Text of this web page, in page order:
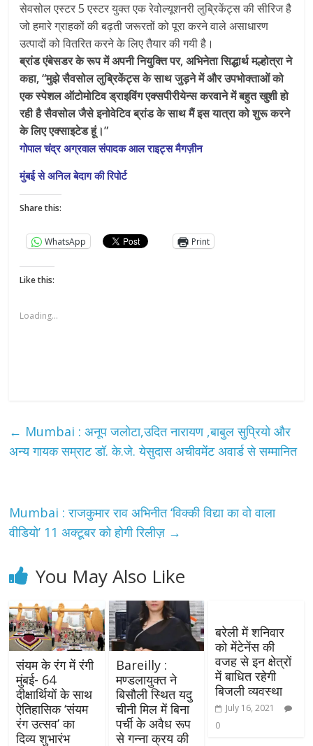
सेवसोल एस्टर 5 एस्टर युक्त एक रेवोल्यूशनरी लुब्रिकेंट्स की सीरिज है
जो हमारे ग्राहकों की बढ़ती जरूरतों को पूरा करने वाले असाधारण
उत्पादों को वितरित करने के लिए तैयार की गयी है।
ब्रांड एंबेसडर के रूप में अपनी नियुक्ति पर, अभिनेता सिद्धार्थ मल्होत्रा ने
कहा, “मुझे सैवसोल लुब्रिकेंट्स के साथ जुड़ने में और उपभोक्ताओं को
एक स्पेशल ऑटोमोटिव ड्राइविंग एक्सपीरीयेन्स करवाने में बहुत खुशी हो
रही है सैवसोल जैसे इनोवेटिव ब्रांड के साथ मैं इस यात्रा को शुरू करने
के लिए एक्साइटेड हूं।”
गोपाल चंद्र अग्रवाल संपादक आल राइट्स मैगज़ीन
मुंबई से अनिल बेदाग की रिपोर्ट
Share this:
WhatsApp Print
Like this:
Loading...
← Mumbai : अनूप जलोटा,उदित नारायण ,बाबुल सुप्रियो और
अन्य गायक सम्राट डॉ. के.जे. येसुदास अचीवमेंट अवार्ड से सम्मानित
Mumbai : राजकुमार राव अभिनीत ‘विक्की विद्या का वो वाला
वीडियो’ 11 अक्टूबर को होगी रिलीज़ →
You May Also Like
संयम के रंग में रंगी
मुंबई- 64
दीक्षार्थियों के साथ
ऐतिहासिक ‘संयम
रंग उत्सव’ का
दिव्य शुभारंभ
Bareilly :
मण्डलायुक्त ने
बिसौली स्थित यदु
चीनी मिल में बिना
पर्ची के अवैध रूप
से गन्ना क्रय की
बरेली में शनिवार
को मेंटेनेंस की
वजह से इन क्षेत्रों
में बाधित रहेगी
बिजली व्यवस्था
July 16, 2021
0